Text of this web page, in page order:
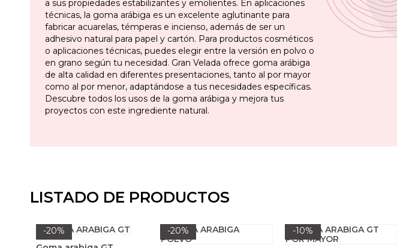
a sus propiedades estabilizantes y emolientes. En aplicaciones
técnicas, la goma arábiga es un excelente aglutinante para
fabricar acuarelas, témperas e incienso, además de ser un
adhesivo natural para papel y cartón. Para productos cosméticos
o aplicaciones técnicas, puedes elegir entre la versión en polvo o
en grano según tu necesidad. Gran Velada ofrece goma arábiga
de alta calidad en diferentes presentaciones, tanto al por mayor
como al por menor, adaptándose a tus necesidades específicas.
Descubre todos los usos de la goma arábiga y mejora tus
proyectos con este ingrediente natural.
LISTADO DE PRODUCTOS
-20%
-20% -10%